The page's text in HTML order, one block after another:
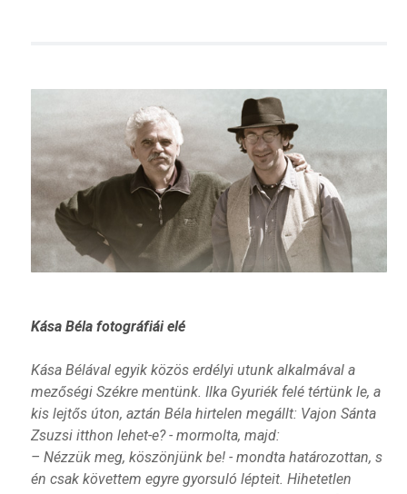
Kása Béla fotográfiái elé
Kása Bélával egyik közös erdélyi utunk alkalmával a
mezőségi Székre mentünk. Ilka Gyuriék felé tértünk le, a
kis lejtős úton, aztán Béla hirtelen megállt: Vajon Sánta
Zsuzsi itthon lehet-e? - mormolta, majd:
– Nézzük meg, köszönjünk be! - mondta határozottan, s
én csak követtem egyre gyorsuló lépteit. Hihetetlen